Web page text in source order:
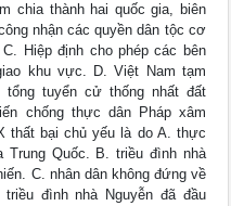
chia thành hai quốc gia, biên
nhận các quyền dân tộc cơ
Hiệp định cho phép các bên
khu vực. D. Việt Nam tạm
tuyển cử thống nhất đất
chống thực dân Pháp xâm
thất bại chủ yếu là do A. thực
Quốc. B. triều đình nhà
C. nhân dân không đứng về
đình nhà Nguyễn đã đầu